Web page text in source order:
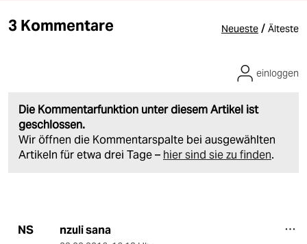
3 Kommentare Neueste / Älteste
Die Kommentarfunktion unter diesem Artikel ist
geschlossen.
Wir öffnen die Kommentarspalte bei ausgewählten
Artikeln für etwa drei Tage – hier sind sie zu finden.
einloggen
NS nzuli sana